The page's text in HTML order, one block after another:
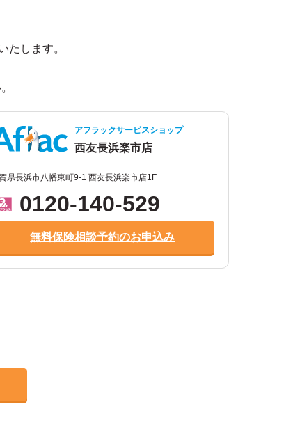
たします。
アフラックサービスショップ
西友長浜楽市店
県長浜市八幡東町9-1 西友長浜楽市店1F
0120-140-529
無料保険相談予約のお申込み